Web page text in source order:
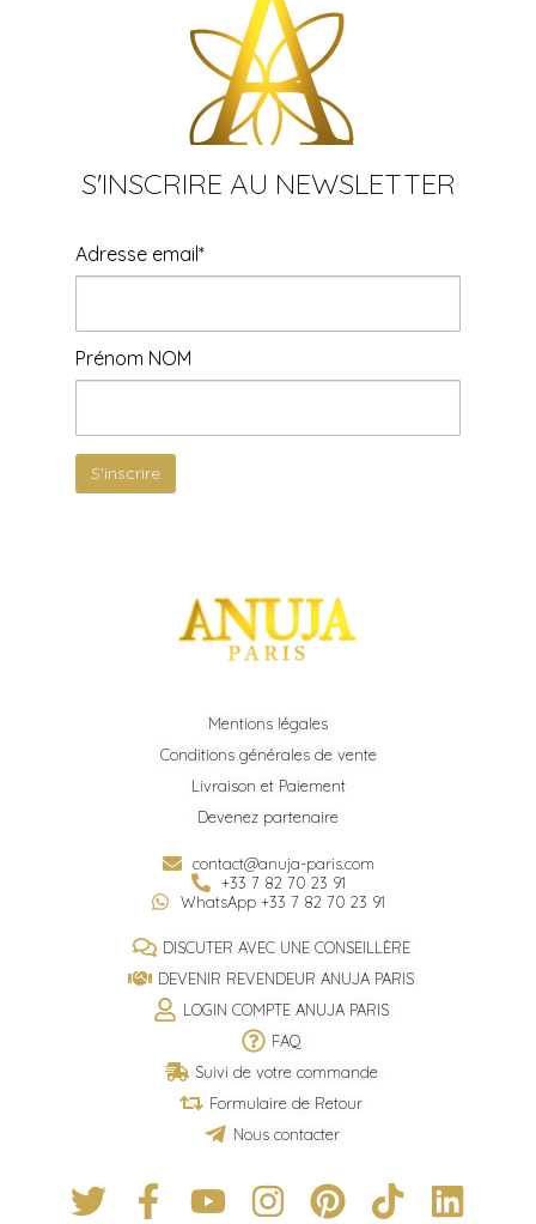
S'INSCRIRE AU NEWSLETTER
Adresse email*
Prénom NOM
Mentions légales
Conditions générales de vente
Livraison et Paiement
Devenez partenaire
contact@anuja-paris.com
+33 7 82 70 23 91
WhatsApp +33 7 82 70 23 91
DISCUTER AVEC UNE CONSEILLÈRE
DEVENIR REVENDEUR ANUJA PARIS
LOGIN COMPTE ANUJA PARIS
FAQ
Suivi de votre commande
Formulaire de Retour
Nous contacter